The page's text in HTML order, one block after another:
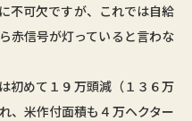
不可欠ですが、これでは自給
赤信号が灯っていると言わな
初めて１９万頭減（１３６万
、米作付面積も４万ヘクター